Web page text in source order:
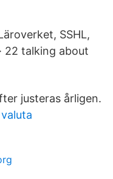
SSHL,
22 talking about
justeras årligen.